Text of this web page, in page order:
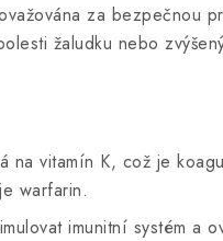
za bezpečnou
žaludku nebo
na vitamín K, což je
warfarin.
imunitní systém a